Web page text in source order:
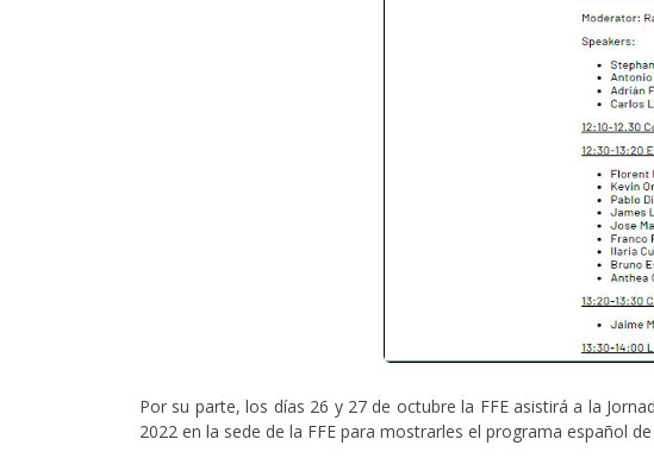
Por su parte, los días 26 y 27 de octubre la FFE asistirá a la
2022 en la sede de la FFE para mostrarles el programa español